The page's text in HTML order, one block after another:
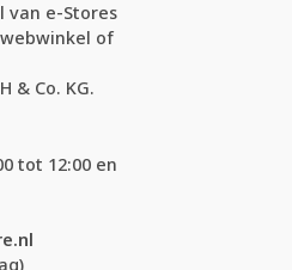
van e-Stores
of
& Co. KG.
tot 12:00 en